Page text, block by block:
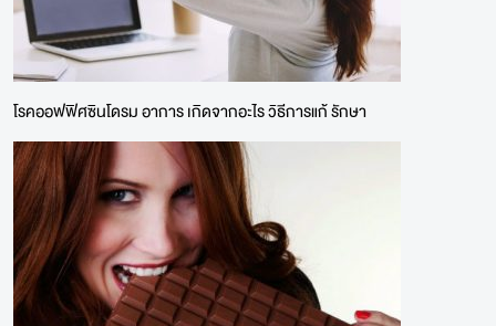
โรคออฟฟิศซินโดรม อาการ เกิดจากอะไร วิธีการแก้ รักษา